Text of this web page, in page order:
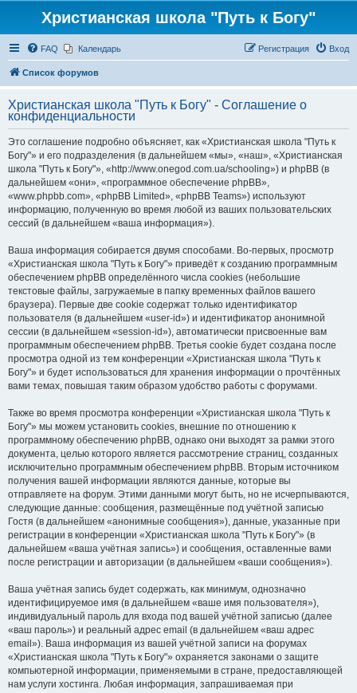
Христианская школа "Путь к Богу"
FAQ Календарь Вход
Регистрация
Список форумов
Христианская школа "Путь к Богу" - Соглашение о
конфиденциальности
Это соглашение подробно объясняет, как «Христианская школа "Путь к
Богу"» и его подразделения (в дальнейшем «мы», «наш», «Христианская
школа "Путь к Богу"», «http://www.onegod.com.ua/schooling») и phpBB (в
дальнейшем «они», «программное обеспечение phpBB»,
«www.phpbb.com», «phpBB Limited», «phpBB Teams») используют
информацию, полученную во время любой из ваших пользовательских
сессий (в дальнейшем «ваша информация»).
Ваша информация собирается двумя способами. Во-первых, просмотр
«Христианская школа "Путь к Богу"» приведёт к созданию программным
обеспечением phpBB определённого числа cookies (небольшие
текстовые файлы, загружаемые в папку временных файлов вашего
браузера). Первые две cookie содержат только идентификатор
пользователя (в дальнейшем «user-id») и идентификатор анонимной
сессии (в дальнейшем «session-id»), автоматически присвоенные вам
программным обеспечением phpBB. Третья cookie будет создана после
просмотра одной из тем конференции «Христианская школа "Путь к
Богу"» и будет использоваться для хранения информации о прочтённых
вами темах, повышая таким образом удобство работы с форумами.
Также во время просмотра конференции «Христианская школа "Путь к
Богу"» мы можем установить cookies, внешние по отношению к
программному обеспечению phpBB, однако они выходят за рамки этого
документа, целью которого является рассмотрение страниц, созданных
исключительно программным обеспечением phpBB. Вторым источником
получения вашей информации являются данные, которые вы
отправляете на форум. Этими данными могут быть, но не исчерпываются,
следующие данные: сообщения, размещённые под учётной записью
Гостя (в дальнейшем «анонимные сообщения»), данные, указанные при
регистрации в конференции «Христианская школа "Путь к Богу"» (в
дальнейшем «ваша учётная запись») и сообщения, оставленные вами
после регистрации и авторизации (в дальнейшем «ваши сообщения»).
Ваша учётная запись будет содержать, как минимум, однозначно
идентифицируемое имя (в дальнейшем «ваше имя пользователя»),
индивидуальный пароль для входа под вашей учётной записью (далее
«ваш пароль») и реальный адрес email (в дальнейшем «ваш адрес
email»). Ваша информация из вашей учётной записи на форумах
«Христианская школа "Путь к Богу"» охраняется законами о защите
компьютерной информации, применяемыми в стране, предоставляющей
нам услуги хостинга. Любая информация, запрашиваемая при